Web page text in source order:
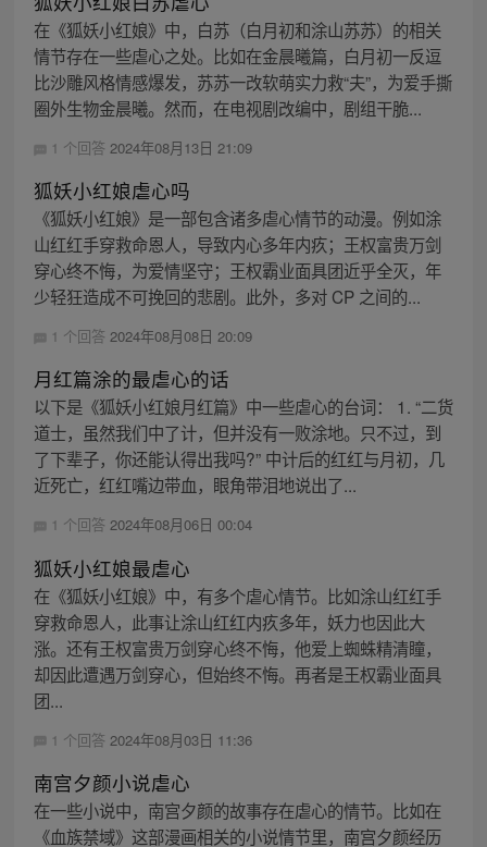
在《狐妖小红娘》中，白苏（白月初和涂山苏苏）的相关
情节存在一些虐心之处。比如在金晨曦篇，白月初一反逗
比沙雕风格情感爆发，苏苏一改软萌实力救“夫”，为爱手撕
圈外生物金晨曦。然而，在电视剧改编中，剧组干脆...
1 个回答 2024年08月13日 21:09
狐妖小红娘虐心吗
《狐妖小红娘》是一部包含诸多虐心情节的动漫。例如涂
山红红手穿救命恩人，导致内心多年内疚；王权富贵万剑
穿心终不悔，为爱情坚守；王权霸业面具团近乎全灭，年
少轻狂造成不可挽回的悲剧。此外，多对 CP 之间的...
1 个回答 2024年08月08日 20:09
月红篇涂的最虐心的话
以下是《狐妖小红娘月红篇》中一些虐心的台词： 1. “二货
道士，虽然我们中了计，但并没有一败涂地。只不过，到
了下辈子，你还能认得出我吗?” 中计后的红红与月初，几
近死亡，红红嘴边带血，眼角带泪地说出了...
1 个回答 2024年08月06日 00:04
狐妖小红娘最虐心
在《狐妖小红娘》中，有多个虐心情节。比如涂山红红手
穿救命恩人，此事让涂山红红内疚多年，妖力也因此大
涨。还有王权富贵万剑穿心终不悔，他爱上蜘蛛精清瞳，
却因此遭遇万剑穿心，但始终不悔。再者是王权霸业面具
团...
1 个回答 2024年08月03日 11:36
南宫夕颜小说虐心
在一些小说中，南宫夕颜的故事存在虐心的情节。比如在
《血族禁域》这部漫画相关的小说情节里，南宫夕颜经历